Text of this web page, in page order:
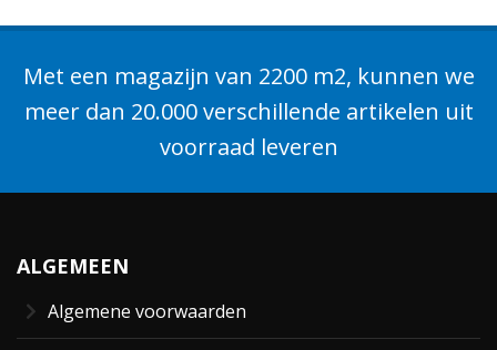
Met een magazijn van 2200 m2, kunnen we
meer dan 20.000 verschillende artikelen uit
voorraad leveren
ALGEMEEN
Algemene voorwaarden